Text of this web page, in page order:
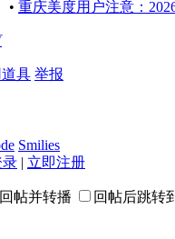
• 重庆美度用户注意：
具 举报
Smilies
录 | 立即注册
回帖并转播 回帖后跳转